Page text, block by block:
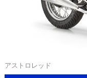
アストロレッド